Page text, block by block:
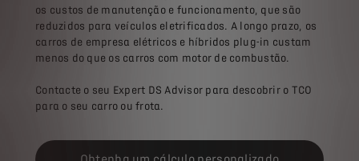
os custos de manutenção e funcionamento, que são
reduzidos para veículos eletrificados. A longo prazo, os
carros de empresa elétricos e híbridos plug-in custam
menos do que os carros com motor de combustão.
Contacte o seu Expert DS Advisor para descobrir o TCO
para o seu carro ou frota.